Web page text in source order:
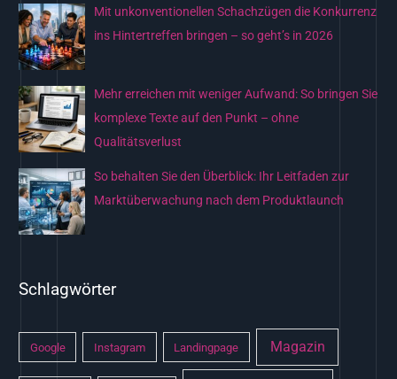
Mit unkonventionellen Schachzügen die Konkurrenz
ins Hintertreffen bringen – so geht’s in 2026
Mehr erreichen mit weniger Aufwand: So bringen Sie
komplexe Texte auf den Punkt – ohne
Qualitätsverlust
So behalten Sie den Überblick: Ihr Leitfaden zur
Marktüberwachung nach dem Produktlaunch
Schlagwörter
Google Instagram Landingpage Magazin